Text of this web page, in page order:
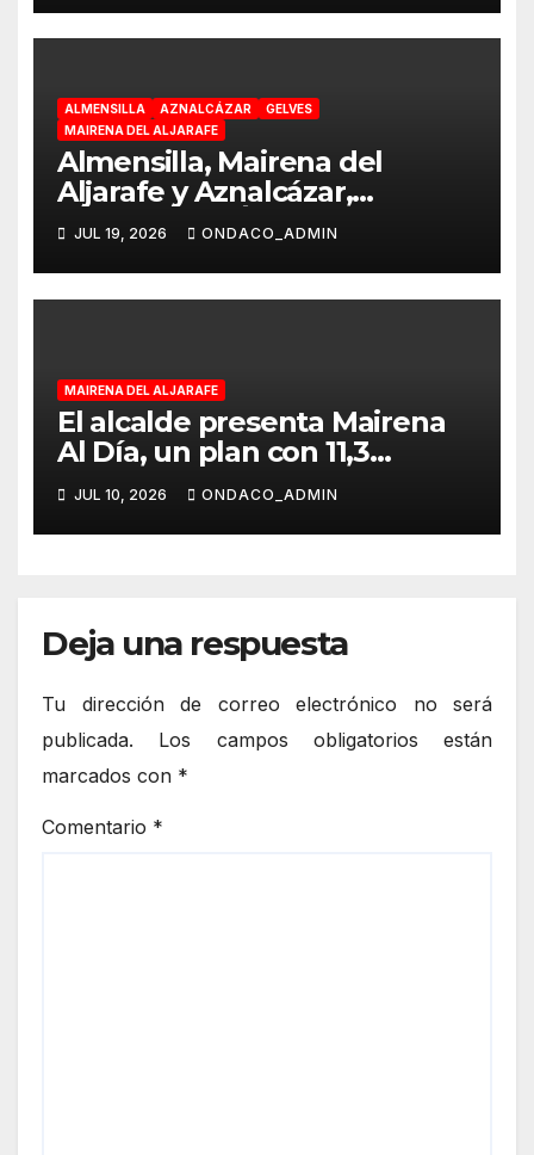
economía y las familias”
ALMENSILLA AZNALCÁZAR
GELVES
MAIRENA DEL ALJARAFE
Almensilla, Mairena del
Aljarafe y Aznalcázar,
declaradas «Área en Alerta»
por Virus del Nilo Occidental
JUL 19, 2026 ONDACO_ADMIN
MAIRENA DEL ALJARAFE
El alcalde presenta Mairena
Al Día, un plan con 11,3
millones para modernizar los
servicios esenciales del
municipio
JUL 10, 2026 ONDACO_ADMIN
Deja una respuesta
Tu dirección de correo electrónico no será
publicada.
Los campos obligatorios están
marcados con *
Comentario *